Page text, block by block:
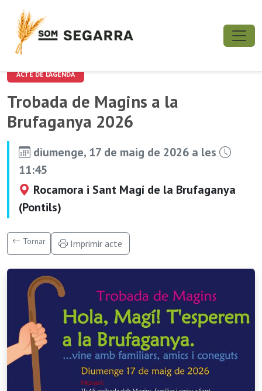
ACTE DE L'AGENDA
Trobada de Magins a la
Brufaganya 2026
diumenge, 17 de maig de 2026 a les
11:45
Rocamora i Sant Magí de la Brufaganya
(Pontils)
Tornar Imprimir acte